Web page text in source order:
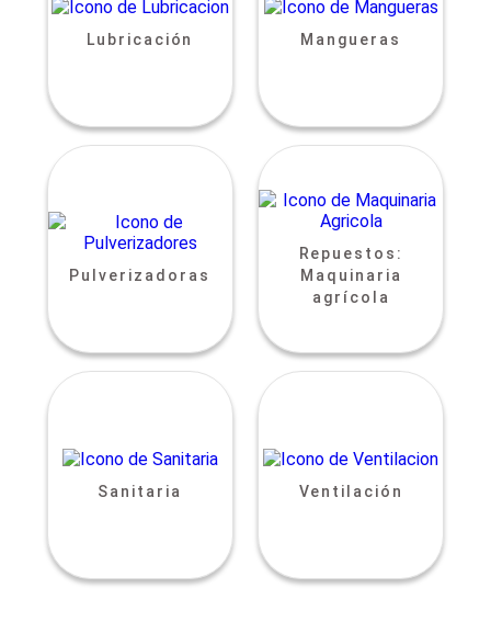
Lubricación Mangueras
Pulverizadoras
Repuestos:
Maquinaria
agrícola
Sanitaria Ventilación